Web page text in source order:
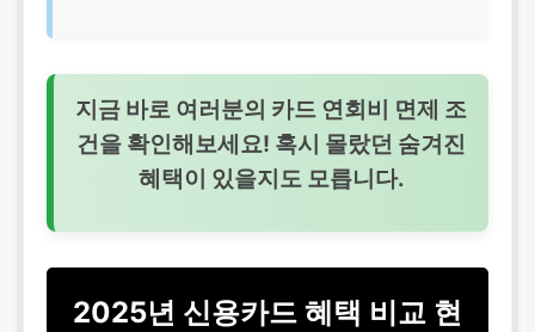
지금 바로 여러분의 카드 연회비 면제 조
건을 확인해보세요! 혹시 몰랐던 숨겨진
혜택이 있을지도 모릅니다.
2025년 신용카드 혜택 비교 현